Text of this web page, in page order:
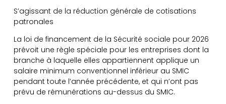
S’agissant de la réduction générale de cotisations
patronales
La loi de financement de la Sécurité sociale pour 2026
prévoit une règle spéciale pour les entreprises dont la
branche à laquelle elles appartiennent applique un
salaire minimum conventionnel inférieur au SMIC
pendant toute l’année précédente, et qui n’ont pas
prévu de rémunérations au-dessus du SMIC.